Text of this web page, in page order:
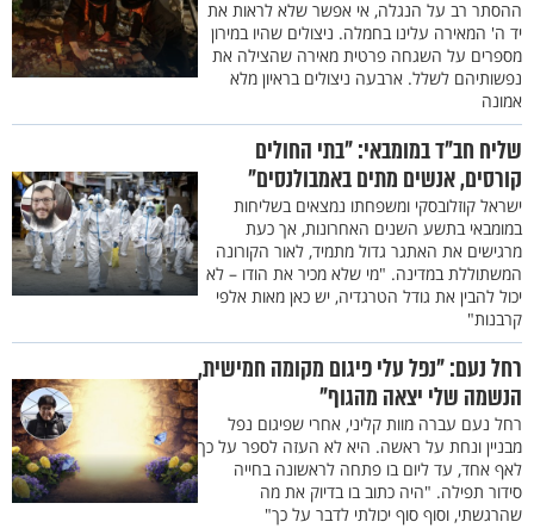
ההסתר רב על הנגלה, אי אפשר שלא לראות את
יד ה' המאירה עלינו בחמלה. ניצולים שהיו במירון
מספרים על השגחה פרטית מאירה שהצילה את
נפשותיהם לשלל. ארבעה ניצולים בראיון מלא
אמונה
שליח חב"ד במומבאי: "בתי החולים
קורסים, אנשים מתים באמבולנסים"
ישראל קוזלובסקי ומשפחתו נמצאים בשליחות
במומבאי בתשע השנים האחרונות, אך כעת
מרגישים את האתגר גדול מתמיד, לאור הקורונה
המשתוללת במדינה. "מי שלא מכיר את הודו – לא
יכול להבין את גודל הטרגדיה, יש כאן מאות אלפי
קרבנות"
רחל נעם: "נפל עלי פיגום מקומה חמישית,
הנשמה שלי יצאה מהגוף"
רחל נעם עברה מוות קליני, אחרי שפיגום נפל
מבניין ונחת על ראשה. היא לא העזה לספר על כך
לאף אחד, עד ליום בו פתחה לראשונה בחייה
סידור תפילה. "היה כתוב בו בדיוק את מה
שהרגשתי, וסוף סוף יכולתי לדבר על כך"